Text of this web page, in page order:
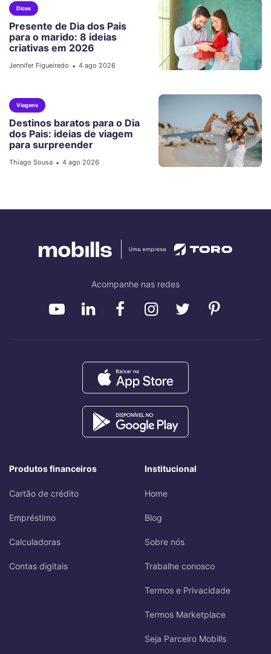
Dicas
Presente de Dia dos Pais
para o marido: 8 ideias
criativas em 2026
Jennifer Figueiredo • 4 ago 2026
Viagens
Destinos baratos para o Dia
dos Pais: ideias de viagem
para surpreender
Thiago Sousa • 4 ago 2026
Acompanhe nas redes
Produtos financeiros
Cartão de crédito
Empréstimo
Calculadoras
Contas digitais
Institucional
Home
Blog
Sobre nós
Trabalhe conosco
Termos e Privacidade
Termos Marketplace
Seja Parceiro Mobills